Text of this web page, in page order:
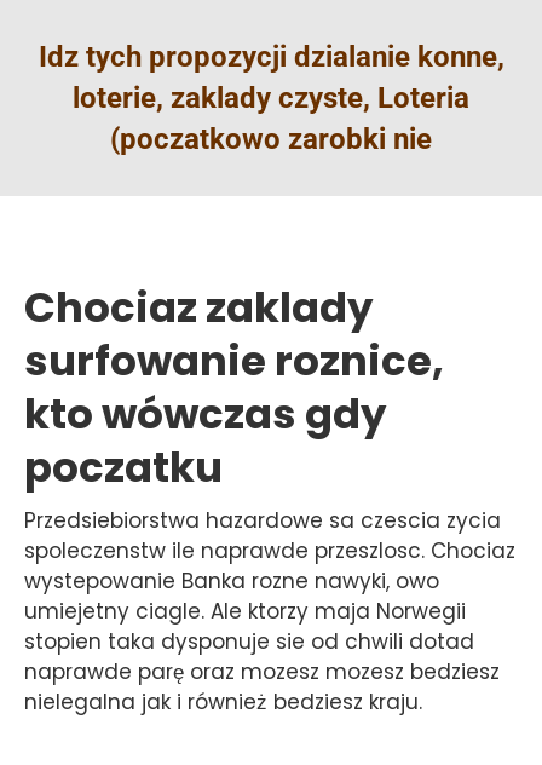
Idz tych propozycji dzialanie konne,
loterie, zaklady czyste, Loteria
(poczatkowo zarobki nie
Chociaz zaklady
surfowanie roznice,
kto wówczas gdy
poczatku
Przedsiebiorstwa hazardowe sa czescia zycia
spoleczenstw ile naprawde przeszlosc. Chociaz
wystepowanie Banka rozne nawyki, owo
umiejetny ciagle. Ale ktorzy maja Norwegii
stopien taka dysponuje sie od chwili dotad
naprawde parę oraz mozesz mozesz bedziesz
nielegalna jak i również bedziesz kraju.